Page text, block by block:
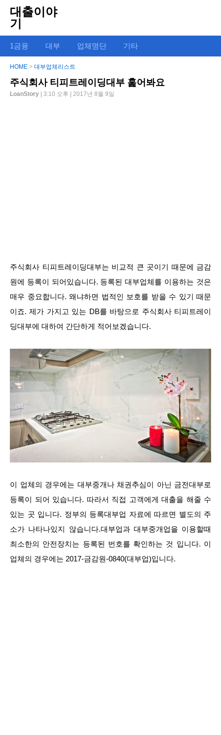
대출이야
기
1금융 대부 업체명단 기타
HOME > 대부업체리스트
주식회사 티피트레이딩대부 훑어봐요
LoanStory | 3:10 오후 | 2017년 8월 9일
주식회사 티피트레이딩대부는 비교적 큰 곳이기 때문에 금감
원에 등록이 되어있습니다. 등록된 대부업체를 이용하는 것은
매우 중요합니다. 왜냐하면 법적인 보호를 받을 수 있기 때문
이죠. 제가 가지고 있는 DB를 바탕으로 주식회사 티피트레이
딩대부에 대하여 간단하게 적어보겠습니다.
이 업체의 경우에는 대부중개나 채권추심이 아닌 금전대부로
등록이 되어 있습니다. 따라서 직접 고객에게 대출을 해줄 수
있는 곳 입니다. 정부의 등록대부업 자료에 따르면 별도의 주
소가 나타나있지 않습니다.대부업과 대부중개업을 이용할때
최소한의 안전장치는 등록된 번호를 확인하는 것 입니다. 이
업체의 경우에는 2017-금감원-0840(대부업)입니다.